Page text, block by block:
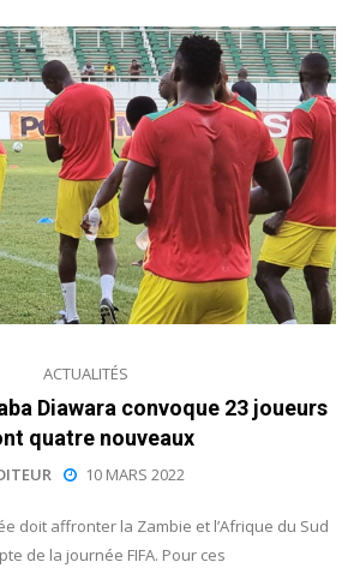
ACTUALITÉS
Diawara convoque 23 joueurs
quatre nouveaux
10 MARS 2022
doit affronter la Zambie et l’Afrique du Sud
de la journée FIFA. Pour ces